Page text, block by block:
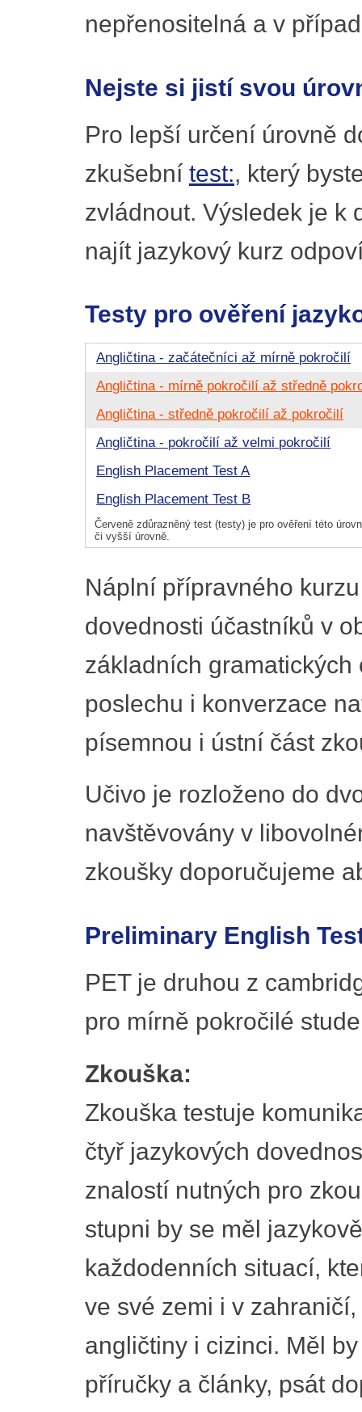
nepřenositelná a v
Nejste si jistí svou
Pro lepší určení úrovně
zkušební test:, který
zvládnout. Výsledek je k
najít jazykový kurz
Testy pro ověření
Angličtina - začátečníci až mírně pokročilí
Angličtina - mírně pokročilí až středně
Angličtina - středně pokročilí až pokročilí
Angličtina - pokročilí až velmi pokročilí
English Placement Test A
English Placement Test B
Červeně zdůrazněný test (testy) je pro ověření této
či vyšší úrovně.
Náplní přípravného
dovednosti účastníků v
základních
poslechu i konverzace
písemnou i ústní část
Učivo je rozloženo do
navštěvovány v
zkoušky doporučujeme
Preliminary English
PET je druhou z
pro mírně pokročilé
Zkouška:
Zkouška testuje
čtyř jazykových
znalostí nutných pro
stupni by se měl
každodenních situací,
ve své zemi i v
angličtiny i cizinci. Měl
příručky a články, psát